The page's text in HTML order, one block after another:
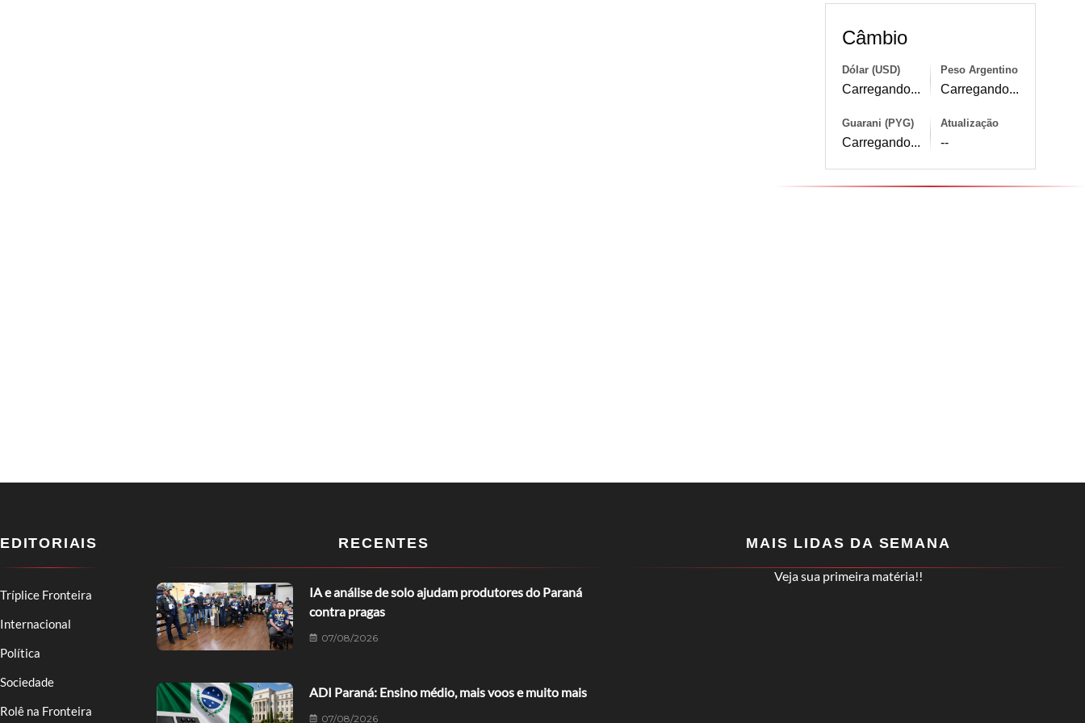
Câmbio
Dólar (USD)
Carregando...
Peso Argentino
Carregando...
Guarani (PYG)
Carregando...
Atualização
--
EDITORIAIS
Tríplice Fronteira
Internacional
Política
Sociedade
Rolê na Fronteira
RECENTES
IA e análise de solo ajudam produtores do Paraná
contra pragas
07/08/2026
ADI Paraná: Ensino médio, mais voos e muito mais
07/08/2026
MAIS LIDAS DA SEMANA
Veja sua primeira matéria!!